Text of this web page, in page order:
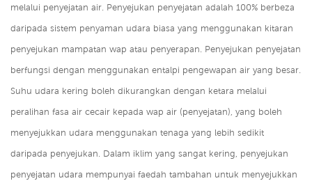
melalui penyejatan air. Penyejukan penyejatan adalah 100% berbeza
daripada sistem penyaman udara biasa yang menggunakan kitaran
penyejukan mampatan wap atau penyerapan. Penyejukan penyejatan
berfungsi dengan menggunakan entalpi pengewapan air yang besar.
Suhu udara kering boleh dikurangkan dengan ketara melalui
peralihan fasa air cecair kepada wap air (penyejatan), yang boleh
menyejukkan udara menggunakan tenaga yang lebih sedikit
daripada penyejukan. Dalam iklim yang sangat kering, penyejukan
penyejatan udara mempunyai faedah tambahan untuk menyejukkan